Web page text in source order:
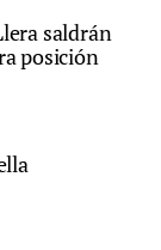
saldrán
posición